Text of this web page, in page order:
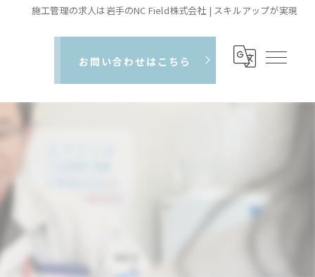
施工管理の求人は岩手のNC Field株式会社 | スキルアップが実現
お問い合わせはこちら